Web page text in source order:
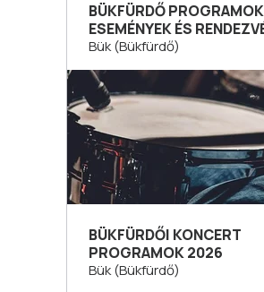
BÜKFÜRDŐ
ESEMÉNYEK ÉS
Bük (Bükfürdő)
BÜKFÜRDŐI KONCERT
PROGRAMOK 2026
Bük (Bükfürdő)